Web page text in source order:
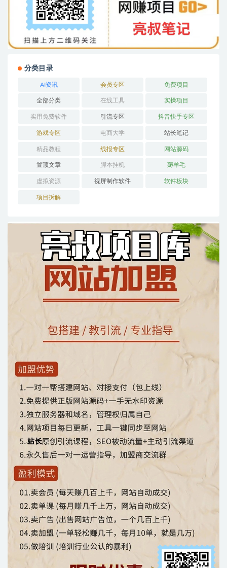
分类目录
AI资讯 会员专区 免费项目
全部分类 在线工具 实操项目
实用免费软件 引流专区 抖音快手专区
游戏专区 电商大学 站长笔记
精品教程 线报专区 网站源码
置顶文章 脚本挂机 薅羊毛
虚拟资源 视屏制作软件 软件板块
项目拆解